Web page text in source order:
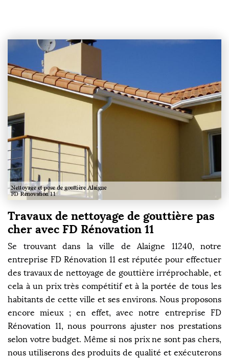
Travaux de nettoyage de gouttière pas
cher avec FD Rénovation 11
Se trouvant dans la ville de Alaigne 11240, notre
entreprise FD Rénovation 11 est réputée pour effectuer
des travaux de nettoyage de gouttière irréprochable, et
cela à un prix très compétitif et à la portée de tous les
habitants de cette ville et ses environs. Nous proposons
encore mieux ; en effet, avec notre entreprise FD
Rénovation 11, nous pourrons ajuster nos prestations
selon votre budget. Même si nos prix ne sont pas chers,
nous utiliserons des produits de qualité et exécuterons